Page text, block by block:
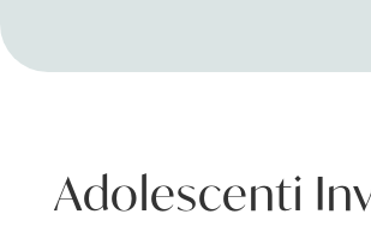
Adolescenti